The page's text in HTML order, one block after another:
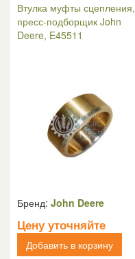
Втулка муфты сцепления,
пресс-подборщик John
Deere, E45511
Бренд: John Deere
Цену уточняйте
Добавить в корзину